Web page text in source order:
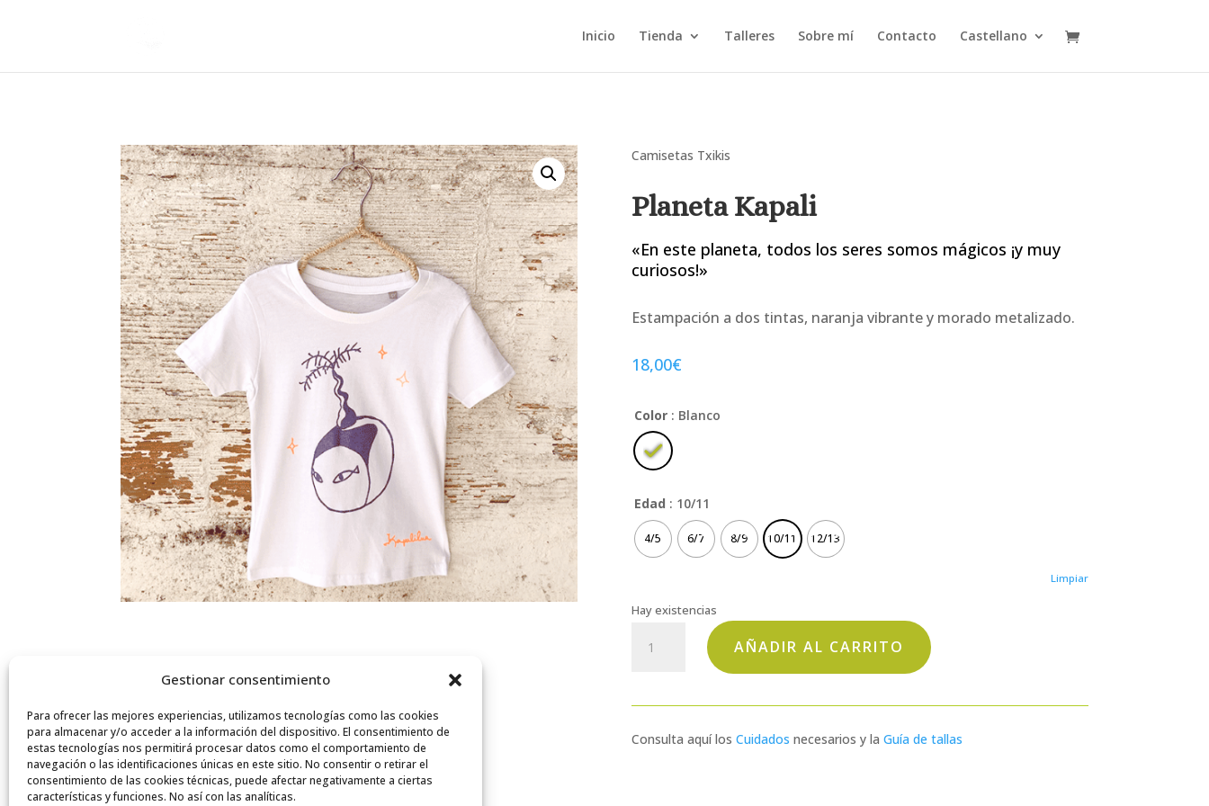
Gestionar consentimiento
Para ofrecer las mejores experiencias, utilizamos tecnologías como las cookies
para almacenar y/o acceder a la información del dispositivo. El consentimiento de
estas tecnologías nos permitirá procesar datos como el comportamiento de
navegación o las identificaciones únicas en este sitio. No consentir o retirar el
consentimiento de las cookies técnicas, puede afectar negativamente a ciertas
características y funciones. No así con las analíticas.
Inicio Tienda Talleres Sobre mí Contacto Castellano
Camisetas Txikis
Planeta Kapali
«En este planeta, todos los seres somos mágicos ¡y muy
curiosos!»
Estampación a dos tintas, naranja vibrante y morado metalizado.
18,00€
Color : Blanco
Edad : 10/11
4/5 6/7 8/9 10/11 12/13
Limpiar
Hay existencias
Kapali
AÑADIR AL CARRITO
Consulta aquí los Cuidados necesarios y la Guía de tallas